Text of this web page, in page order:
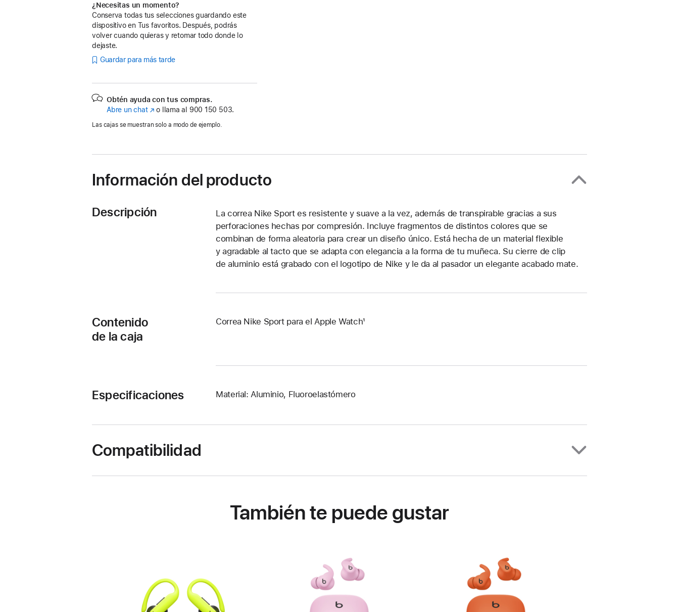
¿Necesitas un momento?
Conserva todas tus selecciones guardando este
dispositivo en Tus favoritos. Después, podrás
volver cuando quieras y retomar todo donde lo
dejaste.
Guardar para más tarde
Obtén ayuda con tus compras.
Abre un chat(Seo llama al 900 150 503.
Las cajas se muestran solo a modo de ejemplo.
Información del producto
Descripción
La correa Nike Sport es resistente y suave a la vez, además de transpirable gracias a sus
perforaciones hechas por compresión. Incluye fragmentos de distintos colores que se
combinan de forma aleatoria para crear un diseño único. Está hecha de un material flexible
y agradable al tacto que se adapta con elegancia a la forma de tu muñeca. Su cierre de clip
de aluminio está grabado con el logotipo de Nike y le da al pasador un elegante acabado mate.
Contenido
de la caja
Correa Nike Sport para el Apple Watch¹
Especificaciones Material: Aluminio, Fluoroelastómero
Compatibilidad
También te puede gustar